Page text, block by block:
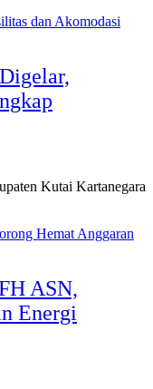
Kutai Kartanegara
ASN,
Energi